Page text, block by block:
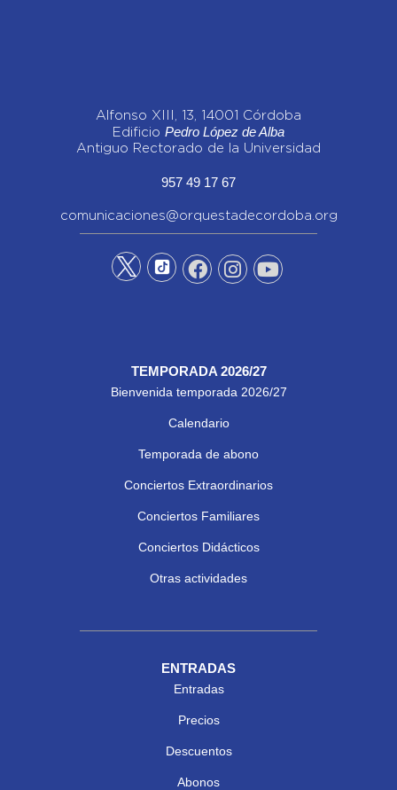
Alfonso XIII, 13, 14001 Córdoba
Edificio Pedro López de Alba
Antiguo Rectorado de la Universidad
957 49 17 67
comunicaciones@orquestadecordoba.org
TEMPORADA 2026/27
Bienvenida temporada 2026/27
Calendario
Temporada de abono
Conciertos Extraordinarios
Conciertos Familiares
Conciertos Didácticos
Otras actividades
ENTRADAS
Entradas
Precios
Descuentos
Abonos